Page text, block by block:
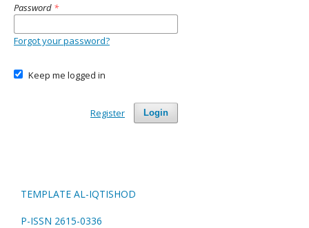
Password *
Forgot your password?
Keep me logged in
Login
Register
TEMPLATE AL-IQTISHOD
P-ISSN 2615-0336